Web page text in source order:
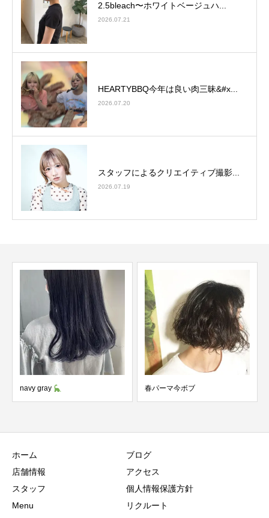
2.5bleach〜ホワイトベージュ⁡ハ...
2026.07.21
HEARTYBBQ今年は良い肉三昧&#x...
2026.07.20
スタッフによるクリエイティブ撮影...
2026.07.19
navy gray 春パーマ今ボブ
ホーム
店舗情報
スタッフ
Menu
ブログ
アクセス
個人情報保護方針
リクルート